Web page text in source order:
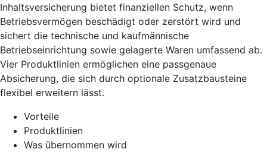
Inhaltsversicherung bietet finanziellen Schutz, wenn
Betriebsvermögen beschädigt oder zerstört wird und
sichert die technische und kaufmännische
Betriebseinrichtung sowie gelagerte Waren umfassend ab.
Vier Produktlinien ermöglichen eine passgenaue
Absicherung, die sich durch optionale Zusatzbausteine
flexibel erweitern lässt.
Vorteile
Produktlinien
Was übernommen wird